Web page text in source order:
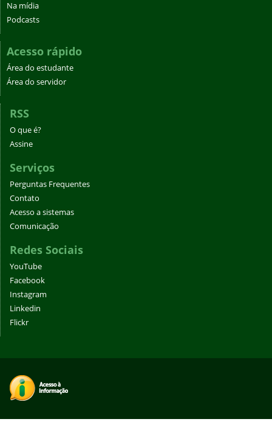
Na mídia
Podcasts
Acesso rápido
Área do estudante
Área do servidor
RSS
O que é?
Assine
Serviços
Perguntas Frequentes
Contato
Acesso a sistemas
Comunicação
Redes Sociais
YouTube
Facebook
Instagram
Linkedin
Flickr